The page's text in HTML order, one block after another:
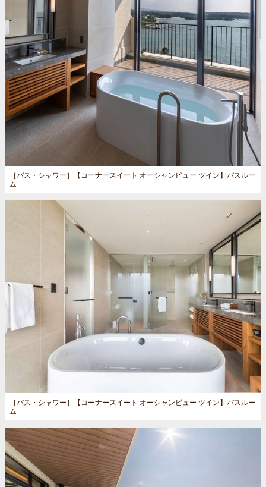
［バス・シャワー］
【コーナースイート オーシャンビュー ツイン】バスルー
ム
［バス・シャワー］
【コーナースイート オーシャンビュー ツイン】バスルー
ム